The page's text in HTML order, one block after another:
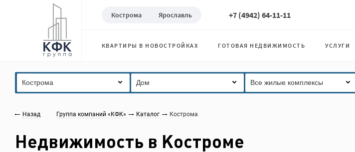
Кострома Ярославль +7 (4942) 64-11-11
КВАРТИРЫ В НОВОСТРОЙКАХ ГОТОВАЯ НЕДВИЖИМОСТЬ УСЛУГИ
Кострома Дом Все жилые комплексы
Назад Группа компаний «КФК» Каталог Кострома
Недвижимость в Костроме